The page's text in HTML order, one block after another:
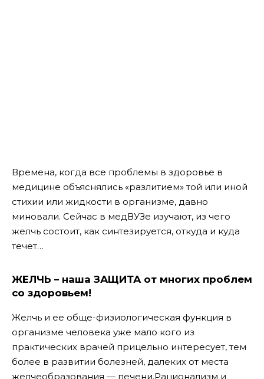
Времена, когда все проблемы в здоровье в
медицине объяснялись «разлитием» той или иной
стихии или жидкости в организме, давно
миновали. Сейчас в медВУЗе изучают, из чего
желчь состоит, как синтезируется, откуда и куда
течет…
ЖЕЛЧЬ – наша ЗАЩИТА от многих проблем
со здоровьем!
Желчь и ее обще-физиологическая функция в
организме человека уже мало кого из
практических врачей прицельно интересyет, тем
более в развитии болезней, далеких от места
желчеобразования — печени.Рационализм и